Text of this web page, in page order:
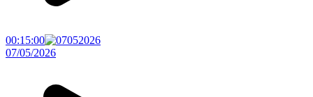
00:15:00
07/05/2026